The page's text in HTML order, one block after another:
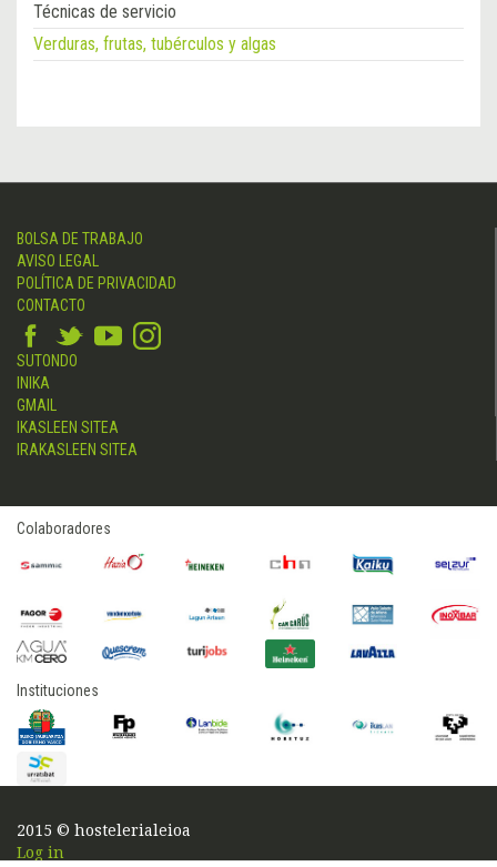
Técnicas de servicio
Verduras, frutas, tubérculos y algas
BOLSA DE TRABAJO
AVISO LEGAL
POLÍTICA DE PRIVACIDAD
CONTACTO
SUTONDO
INIKA
GMAIL
IKASLEEN SITEA
IRAKASLEEN SITEA
Colaboradores
Instituciones
2015 © hostelerialeioa
Log in